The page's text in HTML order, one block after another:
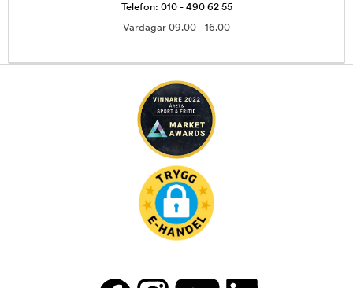
Telefon: 010 - 490 62 55
Vardagar 09.00 - 16.00